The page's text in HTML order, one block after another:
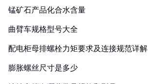
锰矿石产品化合水含量
曲臂车规格型号大全
配电柜母排螺栓力矩要求及连接规范详解
膨胀螺丝尺寸是多少